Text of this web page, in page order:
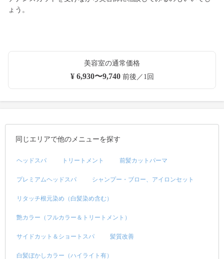
ょう。
美容室の通常価格
¥ 6,930〜9,740前後／1回
同じエリアで他のメニューを探す
ヘッドスパ トリートメント 前髪カットパーマ
プレミアムヘッドスパ シャンプー・ブロー、アイロンセット
リタッチ根元染め（白髪染め含む）
艶カラー（フルカラー＆トリートメント）
サイドカット＆ショートスパ 髪質改善
白髪ぼかしカラー（ハイライト有）